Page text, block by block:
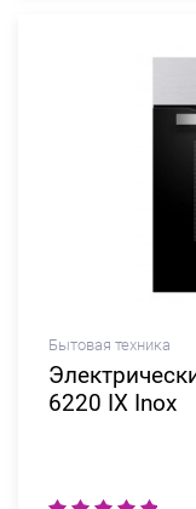
Бытовая техника
6220 IX Inox